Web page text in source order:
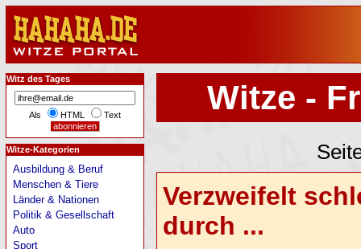
Witze -
Verzweifelt
durch ...
Witz des Tages
Als HTML Text
Witze-Kategorien
Ausbildung & Beruf
Menschen & Tiere
Länder & Nationen
Politik & Gesellschaft
Auto
Sport